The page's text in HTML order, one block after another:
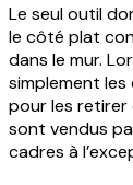
Le seul outil
le côté plat
dans le mur.
simplement les
pour les
sont vendus
cadres à